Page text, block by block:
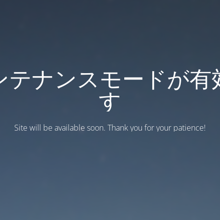
テナンスモードが有
す
Site will be available soon. Thank you for your patience!